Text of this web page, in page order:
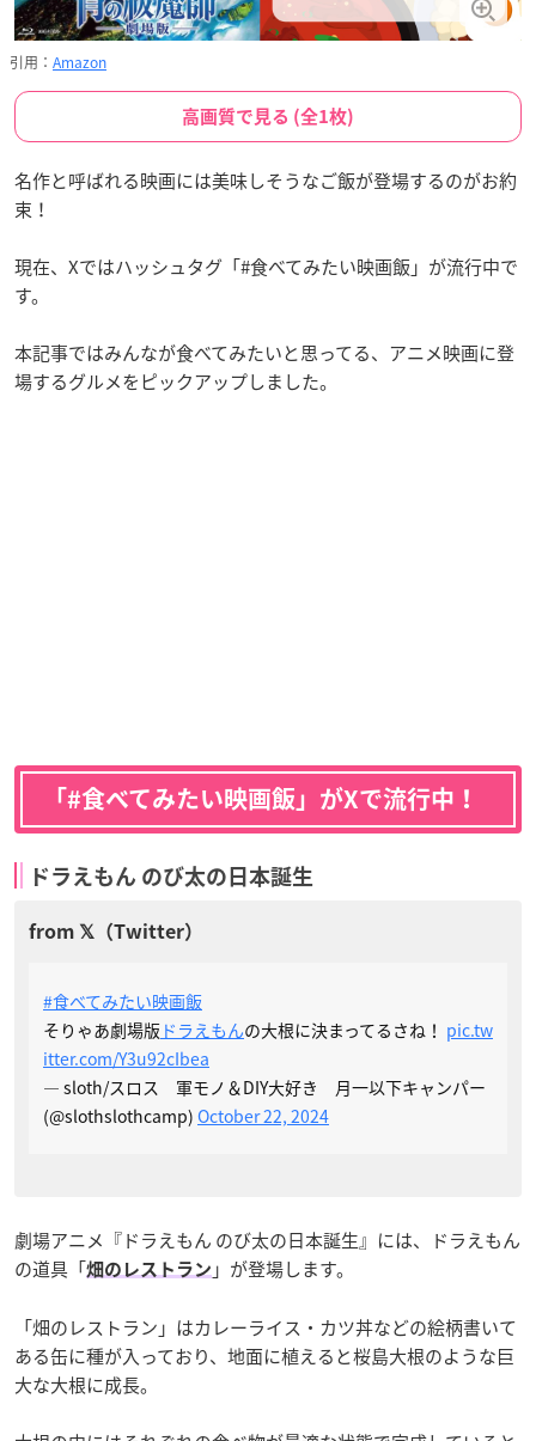
引用： Amazon
高画質で見る (全1枚)
名作と呼ばれる映画には美味しそうなご飯が登場するのがお約
束！
現在、Xではハッシュタグ「#食べてみたい映画飯」が流行中で
す。
本記事ではみんなが食べてみたいと思ってる、アニメ映画に登
場するグルメをピックアップしました。
「#食べてみたい映画飯」がXで流行中！
ドラえもん のび太の日本誕生
#食べてみたい映画飯
そりゃあ劇場版 ドラえもんの大根に決まってるさね！ pic.tw
itter.com/Y3u92cIbea
— sloth/スロス 軍モノ＆DIY大好き 月一以下キャンパー
(@slothslothcamp) October 22, 2024
劇場アニメ『ドラえもん のび太の日本誕生』には、ドラえもん
の道具「畑のレストラン 」が登場します。
「畑のレストラン」はカレーライス・カツ丼などの絵柄書いて
ある缶に種が入っており、地面に植えると桜島大根のような巨
大な大根に成長。